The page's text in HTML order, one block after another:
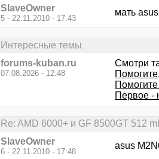
SlaveOwner
5 - 22.11.2010 - 17:43
мать asus
Интересные темы
forums-kuban.ru
07.08.2026 - 12:48
Смотри
Первое -
Re: AMD 6000+ и GF 8500GT 512
SlaveOwner
6 - 22.11.2010 - 17:48
asus